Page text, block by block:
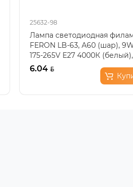
25632-98
Лампа светодиодная
FERON LB-63, A60 (шар),
175-265V E27 4000К (белый),
рассеиватель проз..
6.04